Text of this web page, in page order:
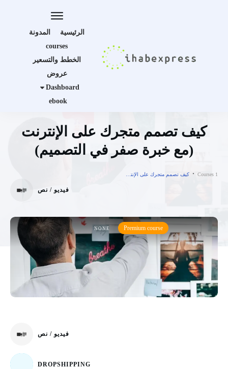
الرئيسية
المدونة
courses
الخطط والتسعير
عروض
Dashboard
ebook
كيف تصمم متجرك على الإنترنت
(مع خبرة صفر في التصميم)
Courses 1 كيف تصمم متجرك على الإنترنت (مع خبرة صفر في التصميم)
فيديو / نص
Premium course
NONE
فيديو / نص
DROPSHIPPING